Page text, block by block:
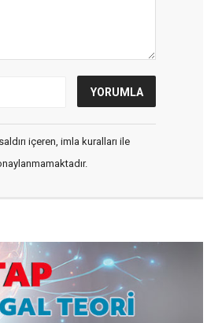
içeren, imla kuralları ile